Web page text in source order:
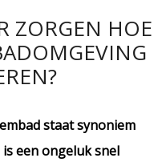
ZORGEN HOE
staat synoniem
een ongeluk snel